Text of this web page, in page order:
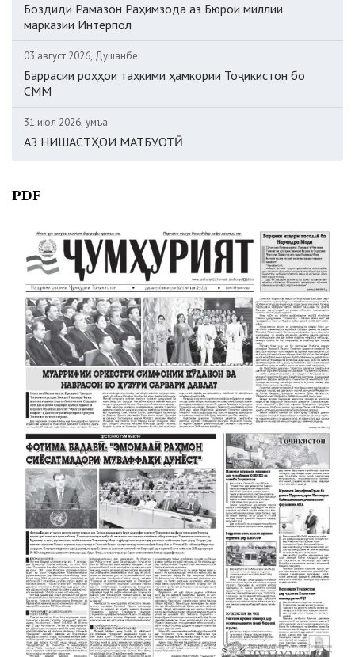
Боздиди Рамазон Раҳимзода аз Бюрои миллии
марказии Интерпол
03 август 2026, Душанбе
Баррасии роҳҳои таҳкими ҳамкории Тоҷикистон бо
СММ
31 июл 2026, Ҷумъа
АЗ НИШАСТҲОИ МАТБУОТӢ
PDF